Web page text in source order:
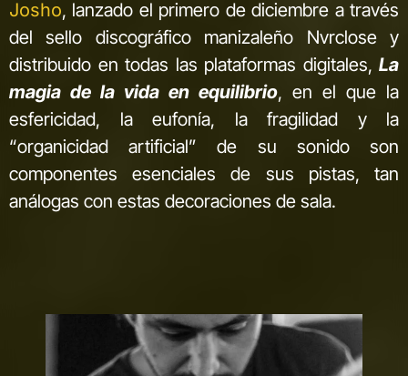
Josho, lanzado el primero de diciembre a través
del sello discográfico manizaleño Nvrclose y
distribuido en todas las plataformas digitales, La
magia de la vida en equilibrio, en el que la
esfericidad, la eufonía, la fragilidad y la
“organicidad artificial” de su sonido son
componentes esenciales de sus pistas, tan
análogas con estas decoraciones de sala.